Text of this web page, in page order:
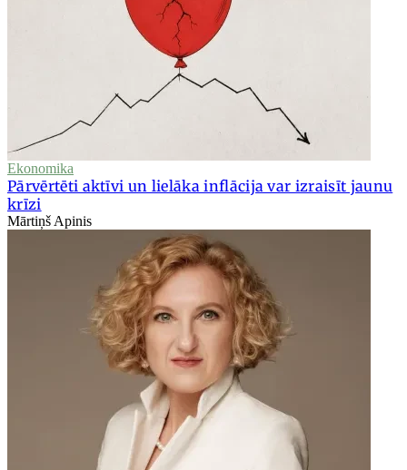
Ekonomika
Pārvērtēti aktīvi un lielāka inflācija var izraisīt jaunu
krīzi
Mārtiņš Apinis